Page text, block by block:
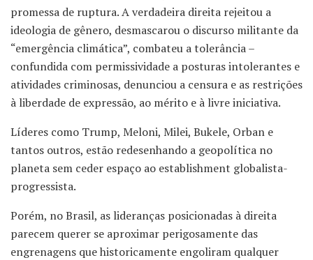
promessa de ruptura. A verdadeira direita rejeitou a
ideologia de gênero, desmascarou o discurso militante da
“emergência climática”, combateu a tolerância –
confundida com permissividade a posturas intolerantes e
atividades criminosas, denunciou a censura e as restrições
à liberdade de expressão, ao mérito e à livre iniciativa.
Líderes como Trump, Meloni, Milei, Bukele, Orban e
tantos outros, estão redesenhando a geopolítica no
planeta sem ceder espaço ao establishment globalista-
progressista.
Porém, no Brasil, as lideranças posicionadas à direita
parecem querer se aproximar perigosamente das
engrenagens que historicamente engoliram qualquer